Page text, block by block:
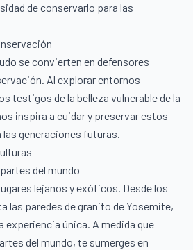
de conservarlo para las
se convierten en defensores
Al explorar entornos
testigos de la belleza vulnerable de la
inspira a cuidar y preservar estos
generaciones futuras.
del mundo
lejanos y exóticos. Desde los
las paredes de granito de Yosemite,
experiencia única. A medida que
del mundo, te sumerges en